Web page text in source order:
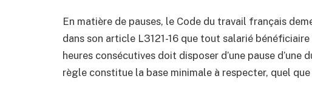
En matière de pauses, le Code du travail français
dans son article L3121-16 que tout salarié bénéficiaire
heures consécutives doit disposer d’une pause
règle constitue la base minimale à respecter, quel